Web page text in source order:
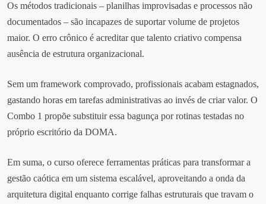
Os métodos tradicionais – planilhas improvisadas e processos não
documentados – são incapazes de suportar volume de projetos
maior. O erro crônico é acreditar que talento criativo compensa
ausência de estrutura organizacional.
Sem um framework comprovado, profissionais acabam estagnados,
gastando horas em tarefas administrativas ao invés de criar valor. O
Combo 1 propõe substituir essa bagunça por rotinas testadas no
próprio escritório da DOMA.
Em suma, o curso oferece ferramentas práticas para transformar a
gestão caótica em um sistema escalável, aproveitando a onda da
arquitetura digital enquanto corrige falhas estruturais que travam o